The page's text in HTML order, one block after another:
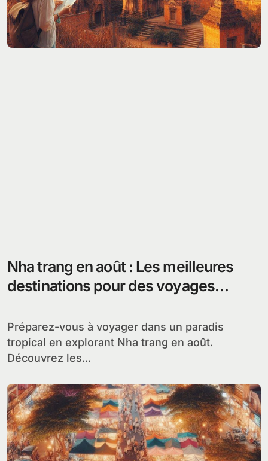
Nha trang en août : Les meilleures
destinations pour des voyages
Préparez-vous à voyager dans un paradis
tropical en explorant Nha trang en août.
Découvrez les...